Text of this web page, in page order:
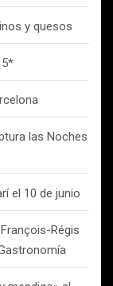
y quesos
5*
las Noches
el 10 de junio
Régis